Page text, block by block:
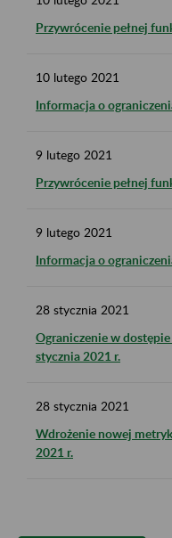
Przywrócenie pełnej
10 lutego 2021
Informacja o
9 lutego 2021
Przywrócenie pełnej
9 lutego 2021
Informacja o
28 stycznia 2021
Ograniczenie w
stycznia 2021 r.
28 stycznia 2021
Wdrożenie nowej
2021 r.